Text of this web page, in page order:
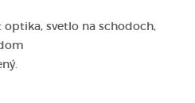
svetlo na schodoch,